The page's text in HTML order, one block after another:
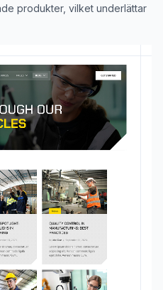
produkter, vilket underlättar